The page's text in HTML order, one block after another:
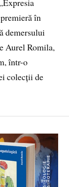
în
demersului
Aurel Romila,
într-o
colecții de